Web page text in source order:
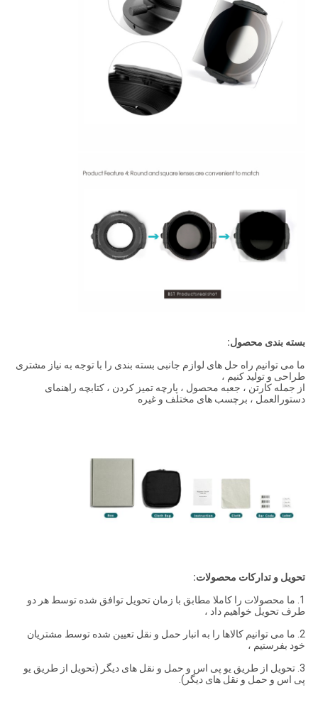
بسته بندی محصول:
ما می توانیم راه حل های لوازم جانبی بسته بندی را با توجه به نیاز مشتری
طراحی و تولید کنیم ،
از جمله کارتن ، جعبه محصول ، پارچه تمیز کردن ، کتابچه راهنمای
دستورالعمل ، برچسب های مختلف و غیره
تحویل و تدارکات محصولات:
1. ما محصولات را کاملا مطابق با زمان تحویل توافق شده توسط هر دو
طرف تحویل خواهیم داد ،
2. ما می توانیم کالاها را به انبار حمل و نقل تعیین شده توسط مشتریان
خود بفرستیم ،
3. تحویل از طریق یو پی اس و حمل و نقل های دیگر (تحویل از طریق یو
پی اس و حمل و نقل های دیگر).